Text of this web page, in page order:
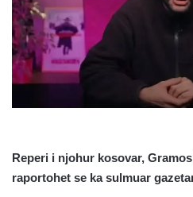
Reperi i njohur kosovar,
raportohet se ka sulmuar